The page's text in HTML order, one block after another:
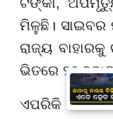
ମିଳୁଛି। ସାଇବର
ରାଜ୍ୟ
ଭିତରେ ୨୫
ଏପରିକି